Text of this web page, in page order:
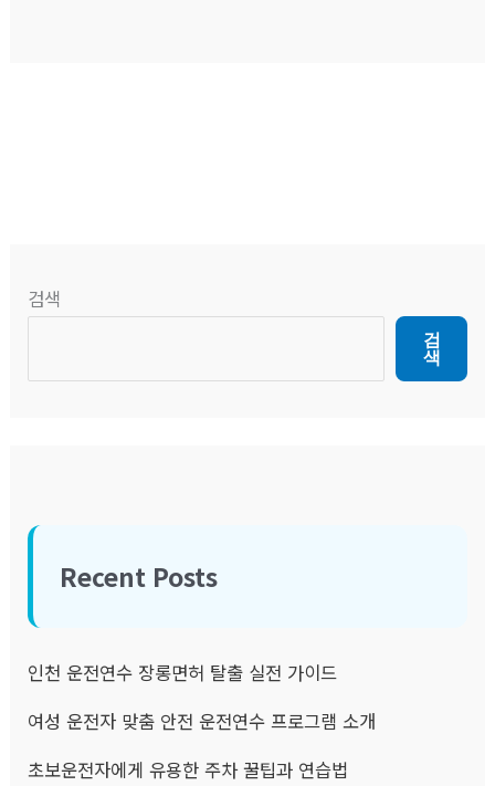
검색
검
색
Recent Posts
인천 운전연수 장롱면허 탈출 실전 가이드
여성 운전자 맞춤 안전 운전연수 프로그램 소개
초보운전자에게 유용한 주차 꿀팁과 연습법